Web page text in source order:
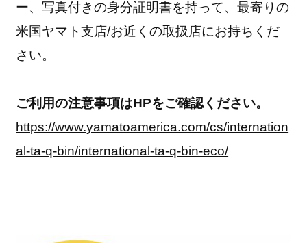
ー、写真付きの身分証明書を持って、最寄りの
米国ヤマト支店/お近くの取扱店にお持ちくだ
さい。
ご利用の注意事項はHPをご確認ください。
https://www.yamatoamerica.com/cs/internation
al-ta-q-bin/international-ta-q-bin-eco/